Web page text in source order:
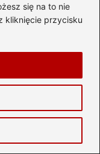
się na to nie
kliknięcie przycisku
zobaczyć